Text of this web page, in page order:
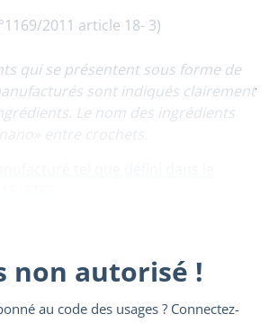
2011 article 18- 3)
qui se présentent sous forme de
sont indiqués clairement
Le nom des ingrédients
entre crochets.
non autorisé !
au code des usages ? Connectez-